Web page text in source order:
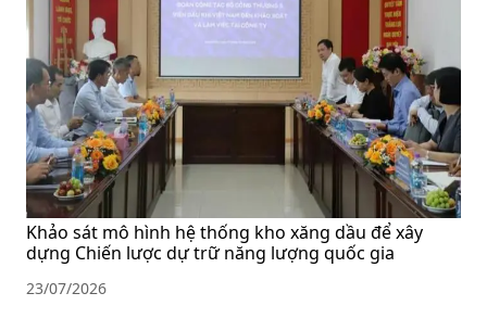
Khảo sát mô hình hệ thống kho xăng dầu để xây
dựng Chiến lược dự trữ năng lượng quốc gia
23/07/2026